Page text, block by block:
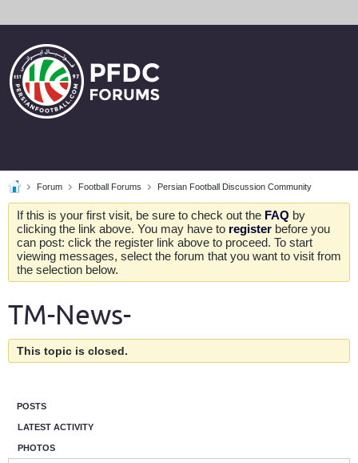
Forum Football Forums Persian Football Discussion Community
If this is your first visit, be sure to check out the FAQ by
clicking the link above. You may have to register before you
can post: click the register link above to proceed. To start
viewing messages, select the forum that you want to visit from
the selection below.
TM-News-
This topic is closed.
POSTS
LATEST ACTIVITY
PHOTOS